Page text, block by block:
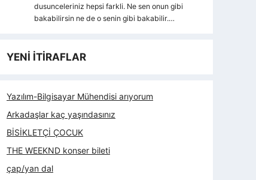
dusunceleriniz hepsi farkli. Ne sen onun gibi
bakabilirsin ne de o senin gibi bakabilir.…
YENİ İTİRAFLAR
Yazılım-Bilgisayar Mühendisi arıyorum
Arkadaşlar kaç yaşındasınız
BİSİKLETÇİ ÇOCUK
THE WEEKND konser bileti
çap/yan dal